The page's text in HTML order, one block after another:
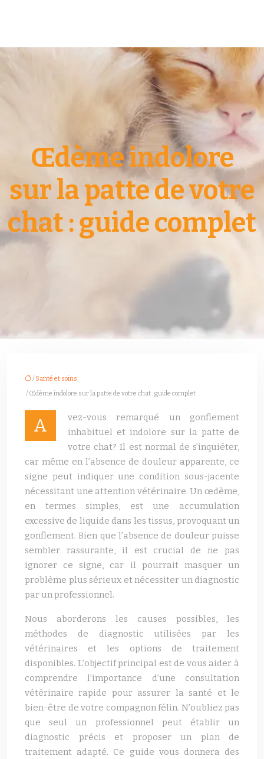
Œdème indolore
sur la patte de votre
chat : guide complet
/Santé et soins
/ Œdème indolore sur la patte de votre chat : guide complet
A
vez-vous remarqué un gonflement
inhabituel et indolore sur la patte de
votre chat? Il est normal de s’inquiéter,
car même en l’absence de douleur apparente, ce
signe peut indiquer une condition sous-jacente
nécessitant une attention vétérinaire. Un œdème,
en termes simples, est une accumulation
excessive de liquide dans les tissus, provoquant un
gonflement. Bien que l’absence de douleur puisse
sembler rassurante, il est crucial de ne pas
ignorer ce signe, car il pourrait masquer un
problème plus sérieux et nécessiter un diagnostic
par un professionnel.
Nous aborderons les causes possibles, les
méthodes de diagnostic utilisées par les
vétérinaires et les options de traitement
disponibles. L’objectif principal est de vous aider à
comprendre l’importance d’une consultation
vétérinaire rapide pour assurer la santé et le
bien-être de votre compagnon félin. N’oubliez pas
que seul un professionnel peut établir un
diagnostic précis et proposer un plan de
traitement adapté. Ce guide vous donnera des